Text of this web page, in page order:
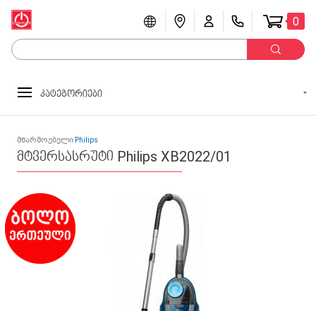
0
კატეგორიები
მწარმოებელი Philips
მტვერსასრუტი Philips XB2022/01